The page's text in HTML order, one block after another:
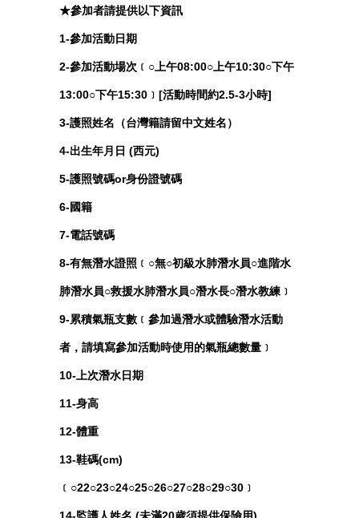
★參加者請提供以下資訊
1-參加活動日期
2-參加活動場次﹝○上午08:00○上午10:30○下午
13:00○下午15:30﹞[活動時間約2.5-3小時]
3-護照姓名（台灣籍請留中文姓名）
4-出生年月日 (西元)
5-護照號碼or身份證號碼
6-國籍
7-電話號碼
8-有無潛水證照﹝○無○初級水肺潛水員○進階水
肺潛水員○救援水肺潛水員○潛水長○潛水教練﹞
9-累積氣瓶支數﹝參加過潛水或體驗潛水活動
者，請填寫參加活動時使用的氣瓶總數量﹞
10-上次潛水日期
11-身高
12-體重
13-鞋碼(cm)
﹝○22○23○24○25○26○27○28○29○30﹞